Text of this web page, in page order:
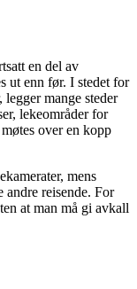
en del av
ut enn før. I stedet for
mange steder
lekeområder for
over en kopp
mens
andre reisende. For
at man må gi avkall